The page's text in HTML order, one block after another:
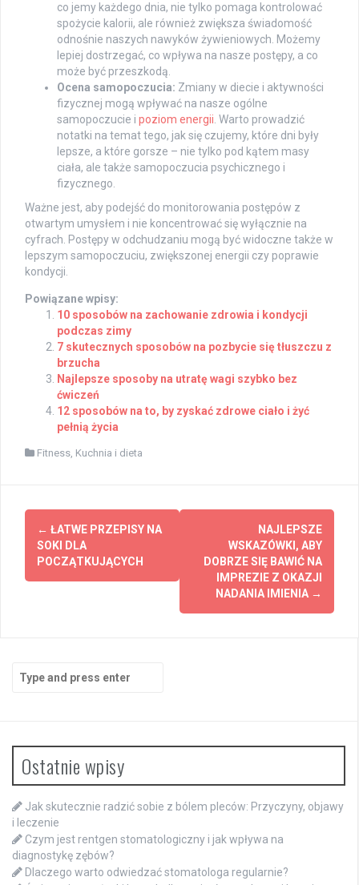
co jemy każdego dnia, nie tylko pomaga kontrolować
spożycie kalorii, ale również zwiększa świadomość
odnośnie naszych nawyków żywieniowych. Możemy
lepiej dostrzegać, co wpływa na nasze postępy, a co
może być przeszkodą.
Ocena samopoczucia: Zmiany w diecie i aktywności
fizycznej mogą wpływać na nasze ogólne
samopoczucie i poziom energii. Warto prowadzić
notatki na temat tego, jak się czujemy, które dni były
lepsze, a które gorsze – nie tylko pod kątem masy
ciała, ale także samopoczucia psychicznego i
fizycznego.
Ważne jest, aby podejść do monitorowania postępów z
otwartym umysłem i nie koncentrować się wyłącznie na
cyfrach. Postępy w odchudzaniu mogą być widoczne także w
lepszym samopoczuciu, zwiększonej energii czy poprawie
kondycji.
Powiązane wpisy:
10 sposobów na zachowanie zdrowia i kondycji
podczas zimy
7 skutecznych sposobów na pozbycie się tłuszczu z
brzucha
Najlepsze sposoby na utratę wagi szybko bez
ćwiczeń
12 sposobów na to, by zyskać zdrowe ciało i żyć
pełnią życia
Fitness, Kuchnia i dieta
Post
navigation
← ŁATWE PRZEPISY NA
SOKI DLA
POCZĄTKUJĄCYCH
NAJLEPSZE
WSKAZÓWKI, ABY
DOBRZE SIĘ BAWIĆ NA
IMPREZIE Z OKAZJI
NADANIA IMIENIA →
Search
for:
Ostatnie wpisy
Jak skutecznie radzić sobie z bólem pleców: Przyczyny, objawy
i leczenie
Czym jest rentgen stomatologiczny i jak wpływa na
diagnostykę zębów?
Dlaczego warto odwiedzać stomatologa regularnie?